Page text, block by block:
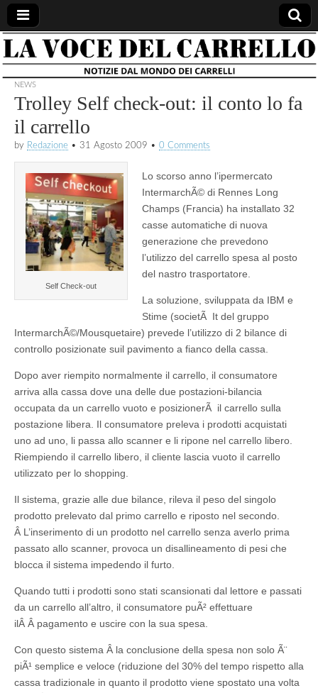
la voce
del
carrello
notizie
dal
mondo
carrelli
NEWS
Trolley Self check-out: il conto lo fa
il carrello
by Redazione • 31 Agosto 2009 • 0 Comments
Self Check-out
Lo scorso anno l’ipermercato
IntermarchÃ© di Rennes Long
Champs (Francia) ha installato 32
casse automatiche di nuova
generazione che prevedono
l’utilizzo del carrello spesa al posto
del nastro trasportatore.
La soluzione, sviluppata da IBM e
Stime (societÃ It del gruppo
IntermarchÃ©/Mousquetaire) prevede l’utilizzo di 2 bilance di
controllo posizionate suil pavimento a fianco della cassa.
Dopo aver riempito normalmente il carrello, il consumatore
arriva alla cassa dove una delle due postazioni-bilancia
occupata da un carrello vuoto e posizionerÃ il carrello sulla
postazione libera. Il consumatore preleva i prodotti acquistati
uno ad uno, li passa allo scanner e li ripone nel carrello libero.
Riempiendo il carrello libero, il cliente lascia vuoto il carrello
utilizzato per lo shopping.
Il sistema, grazie alle due bilance, rileva il peso del singolo
prodotto prelevato dal primo carrello e riposto nel secondo.
Â L’inserimento di un prodotto nel carrello senza averlo prima
passato allo scanner, provoca un disallineamento di pesi che
blocca il sistema impedendo il furto.
Quando tutti i prodotti sono stati scansionati dal lettore e passati
da un carrello all’altro, il consumatore puÃ² effettuare
ilÂ Â pagamento e uscire con la sua spesa.
Con questo sistema Â la conclusione della spesa non solo Ã¨
piÃ¹ semplice e veloce (riduzione del 30% del tempo rispetto alla
cassa tradizionale in quanto il prodotto viene spostato una volta